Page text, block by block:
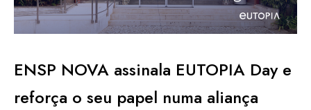
ENSP NOVA assinala EUTOPIA Day e
reforça o seu papel numa aliança